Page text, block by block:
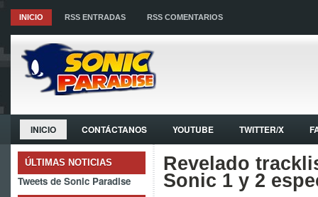
INICIO RSS ENTRADAS RSS COMENTARIOS
INICIO CONTÁCTANOS YOUTUBE TWITTER/X
ÚLTIMAS NOTICIAS
Tweets de Sonic Paradise
Revelado
Sonic 1 y 2